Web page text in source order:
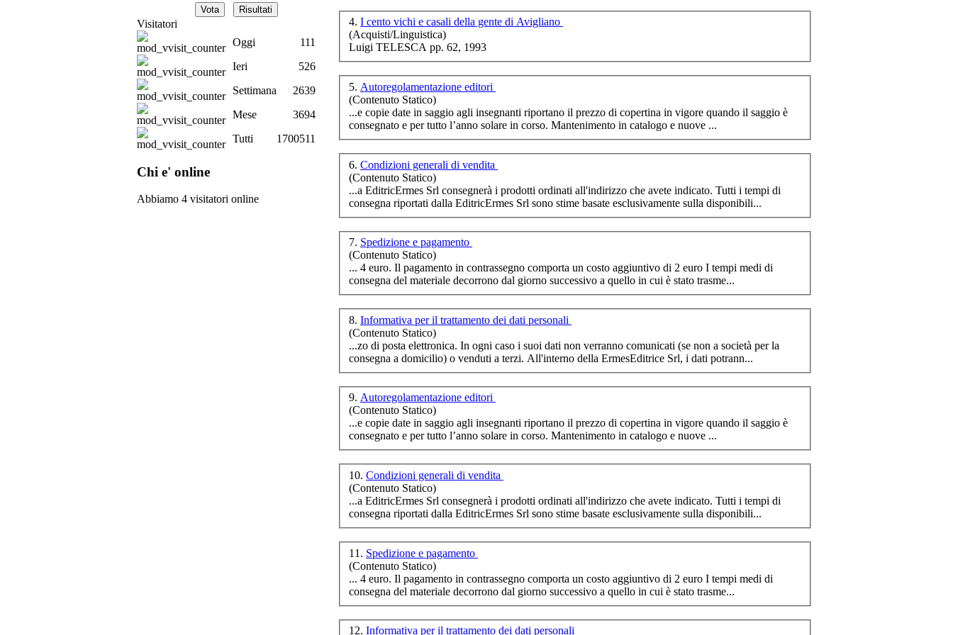
cristiana
I boschi della
Mediterraneo, mitt
kara
€ 10,00
sullâ€™ultima casa
di Cleo
€ 18,00
Lâ€™insegnamento
dellâ€™architettura
nelle facoltÃ di
ingegneria
€ 14,00
La Basilicata tra i
banchi di scuola Dal
periodo fascista agli a
€ 20,00
Guide giuridiche
pareri di diritto civile
e diritto penale
LA SCIMMIA NUDA
Visitatori
Oggi
111
Ieri
526
Settimana
2639
Mese
3694
Tutti
1700511
Chi e' online
Abbiamo 4 visitatori online
4. I cento vichi e casali della gente di Avigliano
(Acquisti/Linguistica)
Luigi TELESCA pp. 62, 1993
5. Autoregolamentazione editori
(Contenuto Statico)
...e copie date in saggio agli insegnanti riportano il prezzo di copertina in vigore quando il saggio è
consegna
to e per tutto l’anno solare in corso. Mantenimento in catalogo e nuove ...
6. Condizioni generali di vendita
(Contenuto Statico)
...a EditricErmes Srl consegnerà i prodotti ordinati all'indirizzo che avete indicato. Tutti i tempi di
consegna riportati dalla EditricErmes Srl sono stime basate esclusivamente sulla disponibili...
7. Spedizione e pagamento
(Contenuto Statico)
... 4 euro. Il pagamento in contrassegno comporta un costo aggiuntivo di 2 euro I tempi medi di
consegna del materiale decorrono dal giorno successivo a quello in cui è stato trasme...
8. Informativa per il trattamento dei dati personali
(Contenuto Statico)
...zo di posta elettronica. In ogni caso i suoi dati non verranno comunicati (se non a società per la
consegna a domicilio) o venduti a terzi. All'interno della ErmesEditrice Srl, i dati potrann...
9. Autoregolamentazione editori
(Contenuto Statico)
...e copie date in saggio agli insegnanti riportano il prezzo di copertina in vigore quando il saggio è
consegna
to e per tutto l’anno solare in corso. Mantenimento in catalogo e nuove ...
10. Condizioni generali di vendita
(Contenuto Statico)
...a EditricErmes Srl consegnerà i prodotti ordinati all'indirizzo che avete indicato. Tutti i tempi di
consegna riportati dalla EditricErmes Srl sono stime basate esclusivamente sulla disponibili...
11. Spedizione e pagamento
(Contenuto Statico)
... 4 euro. Il pagamento in contrassegno comporta un costo aggiuntivo di 2 euro I tempi medi di
consegna del materiale decorrono dal giorno successivo a quello in cui è stato trasme...
12. Informativa per il trattamento dei dati personali